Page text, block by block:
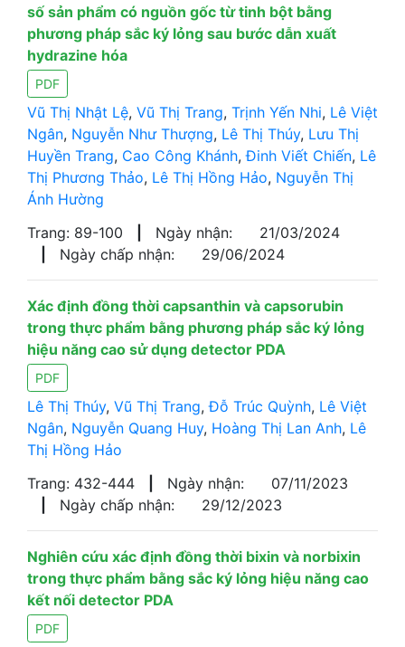
số sản phẩm có nguồn gốc từ tinh bột bằng
phương pháp sắc ký lỏng sau bước dẫn xuất
hydrazine hóa
PDF
Vũ Thị Nhật Lệ, Vũ Thị Trang, Trịnh Yến Nhi, Lê Việt
Ngân, Nguyễn Như Thượng, Lê Thị Thúy, Lưu Thị
Huyền Trang, Cao Công Khánh,Đinh Viết Chiến, Lê
Thị Phương Thảo, Lê Thị Hồng Hảo, Nguyễn Thị
Ánh Hường
Trang: 89-100
Ngày nhận:
21/03/2024
Ngày chấp nhận: 29/06/2024
Xác định đồng thời capsanthin và capsorubin
trong thực phẩm bằng phương pháp sắc ký lỏng
hiệu năng cao sử dụng detector PDA
PDF
Lê Thị Thúy, Vũ Thị Trang,Đỗ Trúc Quỳnh, Lê Việt
Ngân, Nguyễn Quang Huy, Hoàng Thị Lan Anh, Lê
Thị Hồng Hảo
Trang: 432-444
Ngày nhận:
07/11/2023
Ngày chấp nhận: 29/12/2023
Nghiên cứu xác định đồng thời bixin và norbixin
trong thực phẩm bằng sắc ký lỏng hiệu năng cao
kết nối detector PDA
PDF